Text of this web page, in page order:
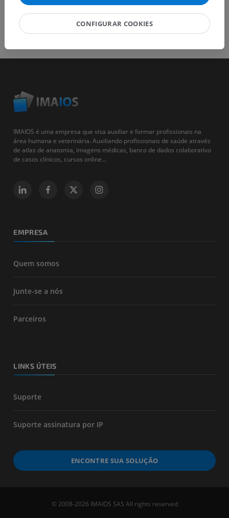
IMAIOS é uma empresa que visa auxiliar e formar profissionais na
área humana e veterinária. Auxiliando profissionais de saúde através
de atlas de anatomia, imagens médicas, banco de dados colaborativo
de casos clínicos, cursos online...
EMPRESA
Quem somos
Junte-se a nós
Parceiros
LINKS ÚTEIS
Suporte
Suporte assinatura por IP
ENCONTRE SUA SOLUÇÃO
© 2008-2026 IMAIOS SAS All rights reserved
CONFIGURAR COOKIES